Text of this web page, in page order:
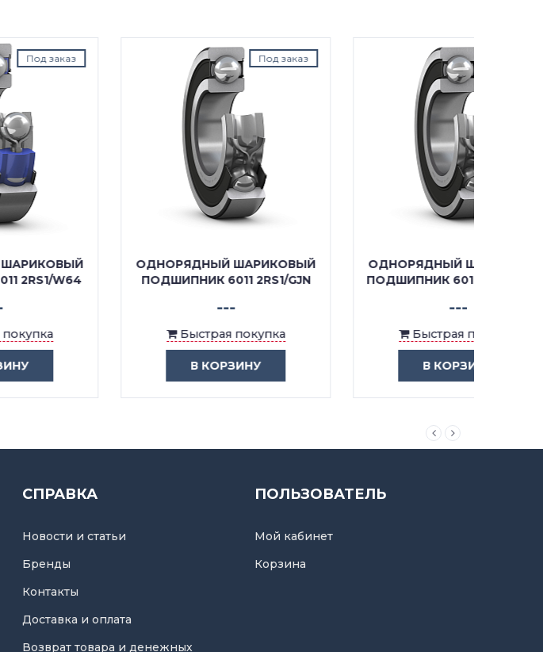
Под заказ
ОДНОРЯДНЫЙ ШАРИКОВЫЙ
ПОДШИПНИК 6011 2RS1/GJN
Быстрая покупка
Под заказ
ОДНОРЯДНЫЙ ШАРИКОВЫЙ
ПОДШИПНИК 6011 2RS1/C3WT
Быстрая покупка
СПРАВКА
Новости и статьи
Бренды
Контакты
Доставка и оплата
Возврат товара и денежных
ПОЛЬЗОВАТЕЛЬ
Мой кабинет
Корзина